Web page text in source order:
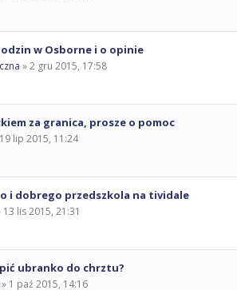
w Osborne i o opinie
» 2 gru 2015, 17:58
za granica, prosze o pomoc
lip 2015, 11:24
i dobrego przedszkola na tividale
13 lis 2015, 21:31
ubranko do chrztu?
» 1 paź 2015, 14:16